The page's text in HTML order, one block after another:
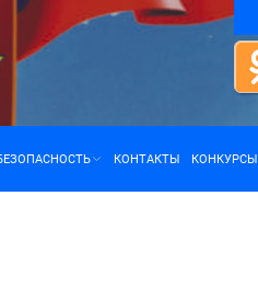
КОНТАКТЫ КОНКУРСЫ